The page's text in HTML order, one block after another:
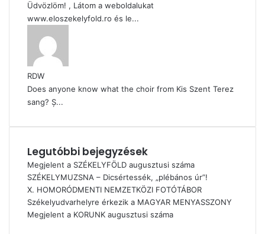
Üdvözlöm! , Látom a weboldalukat
www.eloszekelyfold.ro és le...
RDW
Does anyone know what the choir from Kis Szent Terez
sang? Ș...
Legutóbbi bejegyzések
Megjelent a SZÉKELYFÖLD augusztusi száma
SZÉKELYMUZSNA – Dicsértessék, „plébános úr”!
X. HOMORÓDMENTI NEMZETKÖZI FOTÓTÁBOR
Székelyudvarhelyre érkezik a MAGYAR MENYASSZONY
Megjelent a KORUNK augusztusi száma